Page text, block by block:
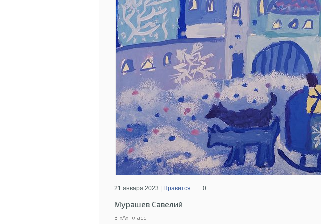
21 января 2023 | Нравится 0
Мурашев Савелий
3 «А» класс